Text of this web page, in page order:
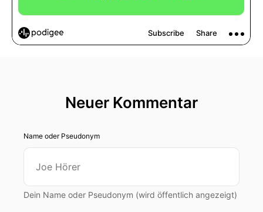
Neuer Kommentar
Name oder Pseudonym
Dein Name oder Pseudonym (wird öffentlich angezeigt)